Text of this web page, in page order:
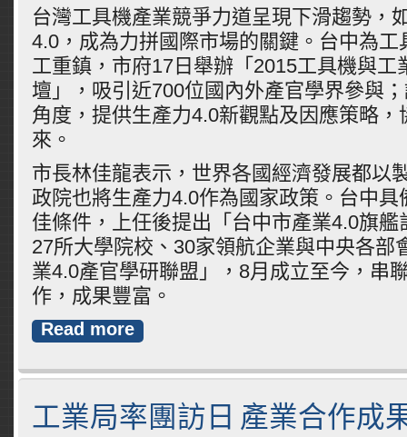
台灣工具機產業競爭力道呈現下滑趨勢，
4.0，成為力拼國際市場的關鍵。台中為工
工重鎮，市府17日舉辦「2015工具機與工
壇」，吸引近700位國內外產官學界參與
角度，提供生產力4.0新觀點及因應策略，
來。
市長林佳龍表示，世界各國經濟發展都以
政院也將生產力4.0作為國家政策。台中具
佳條件，上任後提出「台中市產業4.0旗艦
27所大學院校、30家領航企業與中央各部
業4.0產官學研聯盟」，8月成立至今，串
作，成果豐富。
Read more
工業局率團訪日 產業合作成